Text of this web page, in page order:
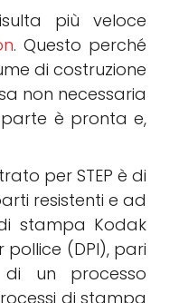
più veloce
. Questo perché
di costruzione
non necessaria
parte è pronta e,
per STEP è di
resistenti e ad
stampa Kodak
pollice (DPI), pari
un processo
di stampa